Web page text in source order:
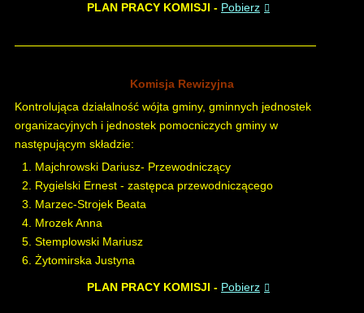
PLAN PRACY KOMISJI - Pobierz
Komisja Rewizyjna
Kontrolująca działalność wójta gminy, gminnych jednostek
organizacyjnych i jednostek pomocniczych gminy w
następującym składzie:
Majchrowski Dariusz- Przewodniczący
Rygielski Ernest - zastępca przewodniczącego
Marzec-Strojek Beata
Mrozek Anna
Stemplowski Mariusz
Żytomirska Justyna
PLAN PRACY KOMISJI - Pobierz